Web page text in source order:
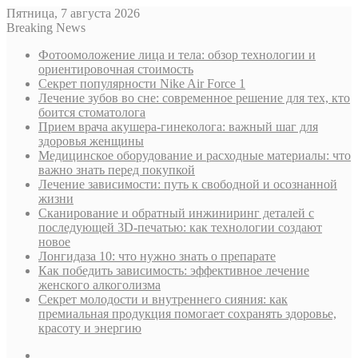
Пятница, 7 августа 2026
Breaking News
Фотоомоложение лица и тела: обзор технологии и
ориентировочная стоимость
Секрет популярности Nike Air Force 1
Лечение зубов во сне: современное решение для тех, кто
боится стоматолога
Прием врача акушера-гинеколога: важный шаг для
здоровья женщины
Медицинское оборудование и расходные материалы: что
важно знать перед покупкой
Лечение зависимости: путь к свободной и осознанной
жизни
Сканирование и обратный инжиниринг деталей с
последующей 3D-печатью: как технологии создают
новое
Лонгидаза 10: что нужно знать о препарате
Как победить зависимость: эффективное лечение
женского алкоголизма
Секрет молодости и внутреннего сияния: как
премиальная продукция помогает сохранять здоровье,
красоту и энергию